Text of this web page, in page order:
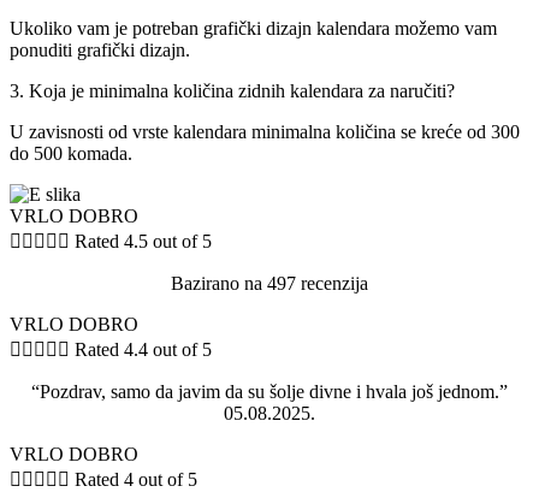
Ukoliko vam je potreban grafički dizajn kalendara možemo vam
ponuditi grafički dizajn.
3. Koja je minimalna količina zidnih kalendara za naručiti?
U zavisnosti od vrste kalendara minimalna količina se kreće od 300
do 500 komada.
VRLO DOBRO
     Rated 4.5 out of 5
Bazirano na 497 recenzija
VRLO DOBRO
     Rated 4.4 out of 5
“Pozdrav, samo da javim da su šolje divne i hvala još jednom.”
05.08.2025.
VRLO DOBRO
     Rated 4 out of 5